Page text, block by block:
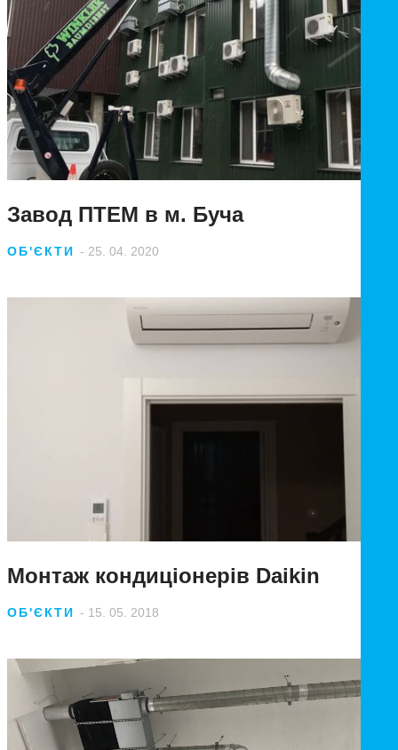
Завод ПТЕМ в м. Буча
ОБ'ЄКТИ - 25. 04. 2020
Монтаж кондиціонерів Daikin
ОБ'ЄКТИ - 15. 05. 2018